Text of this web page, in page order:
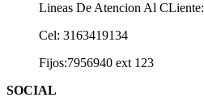
Lineas De Atencion Al CLiente:
Cel: 3163419134
Fijos:7956940 ext 123
SOCIAL